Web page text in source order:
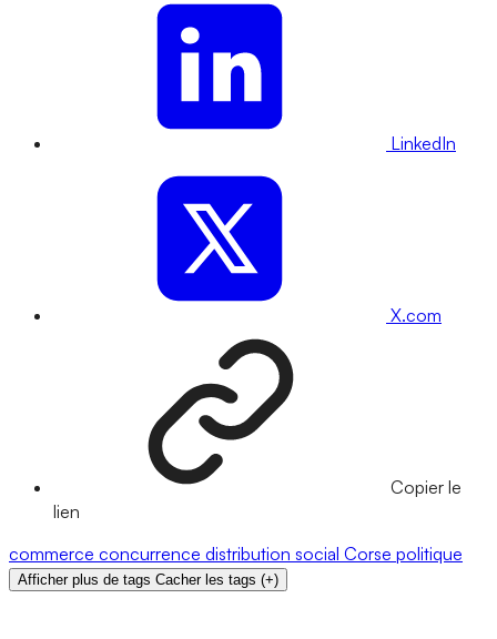
LinkedIn
X.com
Copier le
lien
commerce concurrence distribution social Corse politique
Afficher plus de tags Cacher les tags (+)